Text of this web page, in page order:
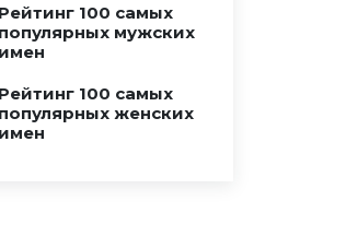
Рейтинг 100 самых
популярных мужских
имен
Рейтинг 100 самых
популярных женских
имен